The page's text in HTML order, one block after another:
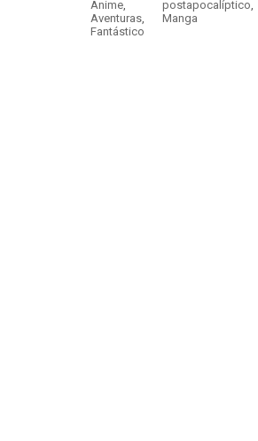
Anime,
Aventuras,
Fantástico
postapocalíptico,
Manga